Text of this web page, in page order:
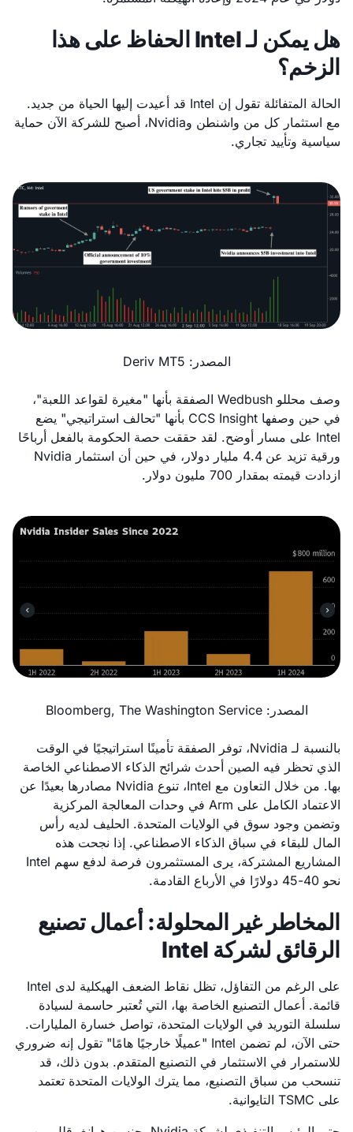
هل يمكن لـ Intel الحفاظ على هذا
الزخم؟
الحالة المتفائلة تقول إن Intel قد أعيدت إليها الحياة من جديد.
مع استثمار كل من واشنطن وNvidia، أصبح للشركة الآن حماية
سياسية وتأييد تجاري.
المصدر: Deriv MT5
وصف محللو Wedbush الصفقة بأنها "مغيرة لقواعد اللعبة"،
في حين وصفها CCS Insight بأنها "تحالف استراتيجي" يضع
Intel على مسار أوضح. لقد حققت حصة الحكومة بالفعل أرباحًا
ورقية تزيد عن 4.4 مليار دولار، في حين أن استثمار Nvidia
ازدادت قيمته بمقدار 700 مليون دولار.
المصدر: Bloomberg, The Washington Service
بالنسبة لـ Nvidia، توفر الصفقة تأمينًا استراتيجيًا في الوقت
الذي تحظر فيه الصين أحدث شرائح الذكاء الاصطناعي الخاصة
بها. من خلال التعاون مع Intel، تنوع Nvidia مصادرها بعيدًا عن
الاعتماد الكامل على Arm في وحدات المعالجة المركزية
وتضمن وجود سوق في الولايات المتحدة. الحليف لديه رأس
المال للبقاء في سباق الذكاء الاصطناعي. إذا نجحت هذه
المشاريع المشتركة، يرى المستثمرون فرصة لدفع سهم Intel
نحو 40-45 دولارًا في الأرباع القادمة.
المخاطر غير المحلولة: أعمال تصنيع
الرقائق لشركة Intel
على الرغم من التفاؤل، تظل نقاط الضعف الهيكلية لدى Intel
قائمة. أعمال التصنيع الخاصة بها، التي تُعتبر حاسمة لسيادة
سلسلة التوريد في الولايات المتحدة، تواصل خسارة المليارات.
حتى الآن، لم تضمن Intel "عميلًا خارجيًا هامًا" تقول إنه ضروري
للاستمرار في الاستثمار في التصنيع المتقدم. بدون ذلك، قد
تنسحب من سباق التصنيع، مما يترك الولايات المتحدة تعتمد
على TSMC التايوانية.